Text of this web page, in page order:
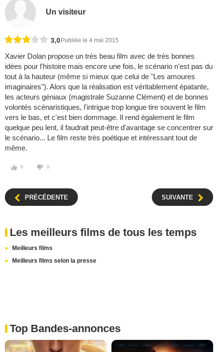
Un visiteur
3,0 Publiée le 4 mai 2015
Xavier Dolan propose un très beau film avec de très bonnes
idées pour l'histoire mais encore une fois, le scénario n'est pas du
tout à la hauteur (même si mieux que celui de "Les amoures
imaginaires"). Alors que la réalisation est véritablement épatante,
les acteurs géniaux (magistrale Suzanne Clément) et de bonnes
volontés scénaristiques, l'intrigue trop longue tire souvent le film
vers le bas, et c'est bien dommage. Il rend également le film
quelque peu lent, il faudrait peut-être d'avantage se concentrer sur
le scénario... Le film reste très poétique et intéressant tout de
même.
0 0
PRÉCÉDENTE SUIVANTE
Les meilleurs films de tous les temps
Meilleurs films
Meilleurs films selon la presse
Top Bandes-annonces